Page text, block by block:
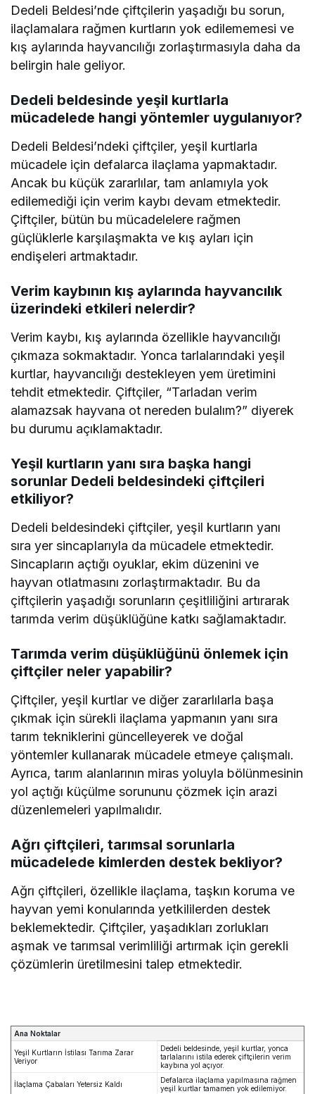
Dedeli Beldesi’nde çiftçilerin yaşadığı bu sorun,
ilaçlamalara rağmen kurtların yok edilememesi ve
kış aylarında hayvancılığı zorlaştırmasıyla daha da
belirgin hale geliyor.
Dedeli beldesinde yeşil kurtlarla
mücadelede hangi yöntemler uygulanıyor?
Dedeli Beldesi’ndeki çiftçiler, yeşil kurtlarla
mücadele için defalarca ilaçlama yapmaktadır.
Ancak bu küçük zararlılar, tam anlamıyla yok
edilemediği için verim kaybı devam etmektedir.
Çiftçiler, bütün bu mücadelelere rağmen
güçlüklerle karşılaşmakta ve kış ayları için
endişeleri artmaktadır.
Verim kaybının kış aylarında hayvancılık
üzerindeki etkileri nelerdir?
Verim kaybı, kış aylarında özellikle hayvancılığı
çıkmaza sokmaktadır. Yonca tarlalarındaki yeşil
kurtlar, hayvancılığı destekleyen yem üretimini
tehdit etmektedir. Çiftçiler, “Tarladan verim
alamazsak hayvana ot nereden bulalım?” diyerek
bu durumu açıklamaktadır.
Yeşil kurtların yanı sıra başka hangi
sorunlar Dedeli beldesindeki çiftçileri
etkiliyor?
Dedeli beldesindeki çiftçiler, yeşil kurtların yanı
sıra yer sincaplarıyla da mücadele etmektedir.
Sincapların açtığı oyuklar, ekim düzenini ve
hayvan otlatmasını zorlaştırmaktadır. Bu da
çiftçilerin yaşadığı sorunların çeşitliliğini artırarak
tarımda verim düşüklüğüne katkı sağlamaktadır.
Tarımda verim düşüklüğünü önlemek için
çiftçiler neler yapabilir?
Çiftçiler, yeşil kurtlar ve diğer zararlılarla başa
çıkmak için sürekli ilaçlama yapmanın yanı sıra
tarım tekniklerini güncelleyerek ve doğal
yöntemler kullanarak mücadele etmeye çalışmalı.
Ayrıca, tarım alanlarının miras yoluyla bölünmesinin
yol açtığı küçülme sorununu çözmek için arazi
düzenlemeleri yapılmalıdır.
Ağrı çiftçileri, tarımsal sorunlarla
mücadelede kimlerden destek bekliyor?
Ağrı çiftçileri, özellikle ilaçlama, taşkın koruma ve
hayvan yemi konularında yetkililerden destek
beklemektedir. Çiftçiler, yaşadıkları zorlukları
aşmak ve tarımsal verimliliği artırmak için gerekli
çözümlerin üretilmesini talep etmektedir.
Ana Noktalar
Yeşil Kurtların İstilası Tarıma Zarar
Veriyor
Dedeli beldesinde, yeşil kurtlar, yonca
tarlalarını istila ederek çiftçilerin verim
kaybına yol açıyor.
İlaçlama Çabaları Yetersiz Kaldı
Defalarca ilaçlama yapılmasına rağmen
yeşil kurtlar tamamen yok edilemiyor.